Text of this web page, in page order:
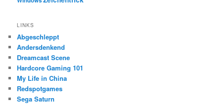
LINKS
Abgeschleppt
Andersdenkend
Dreamcast Scene
Hardcore Gaming 101
My Life in China
Redspotgames
Sega Saturn